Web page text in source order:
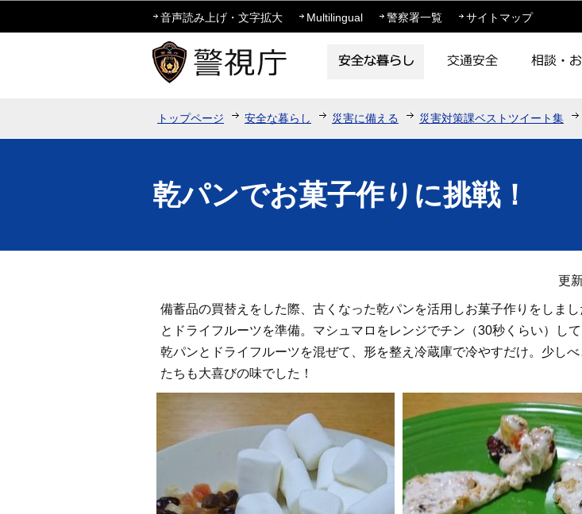
このページの本文へ
音声読み上げ・文字拡大 Multilingual 警察署一覧 サイトマップ
トップページ 安全な暮らし 災害に備える 災害対策課ベストツイート集
乾パンでお菓子作りに挑戦！
更
備蓄品の買替えをした際、古くなった乾パンを活用しお菓子作りをしま
とドライフルーツを準備。マシュマロをレンジでチン（30秒くらい）し
乾パンとドライフルーツを混ぜて、形を整え冷蔵庫で冷やすだけ。少し
たちも大喜びの味でした！